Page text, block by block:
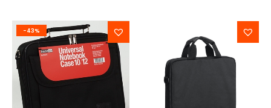
-43%